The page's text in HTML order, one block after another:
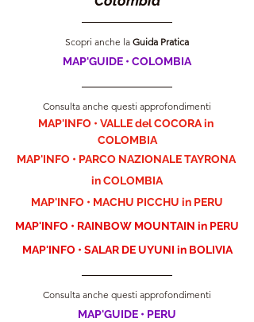
Scopri anche la Guida Pratica
MAP'GUIDE • COLOMBIA
Consulta anche questi approfondimenti
MAP'INFO • VALLE del COCORA in
COLOMBIA
MAP'INFO • PARCO NAZIONALE TAYRONA
in COLOMBIA
MAP'INFO • MACHU PICCHU in PERU
MAP'INFO • RAINBOW MOUNTAIN in PERU
MAP'INFO • SALAR DE UYUNI in BOLIVIA
Consulta anche questi approfondimenti
MAP'GUIDE • PERU